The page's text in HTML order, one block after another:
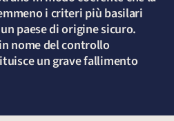
i criteri più basilari
paese di origine sicuro.
nome del controllo
un grave fallimento